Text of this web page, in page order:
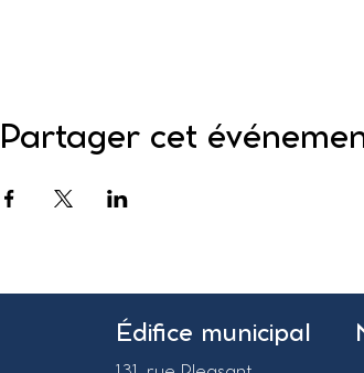
Partager cet
Édifice municipal